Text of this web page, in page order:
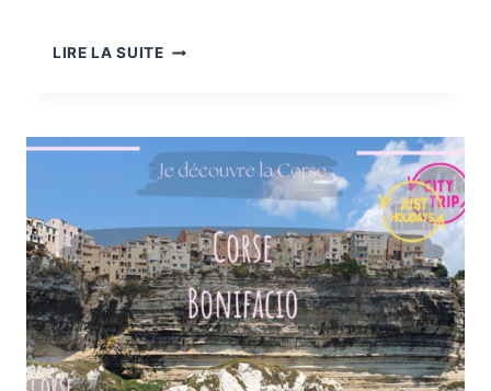
LIRE LA SUITEVISITER
WEEK-
END,
ET
QUE
VOIR
?